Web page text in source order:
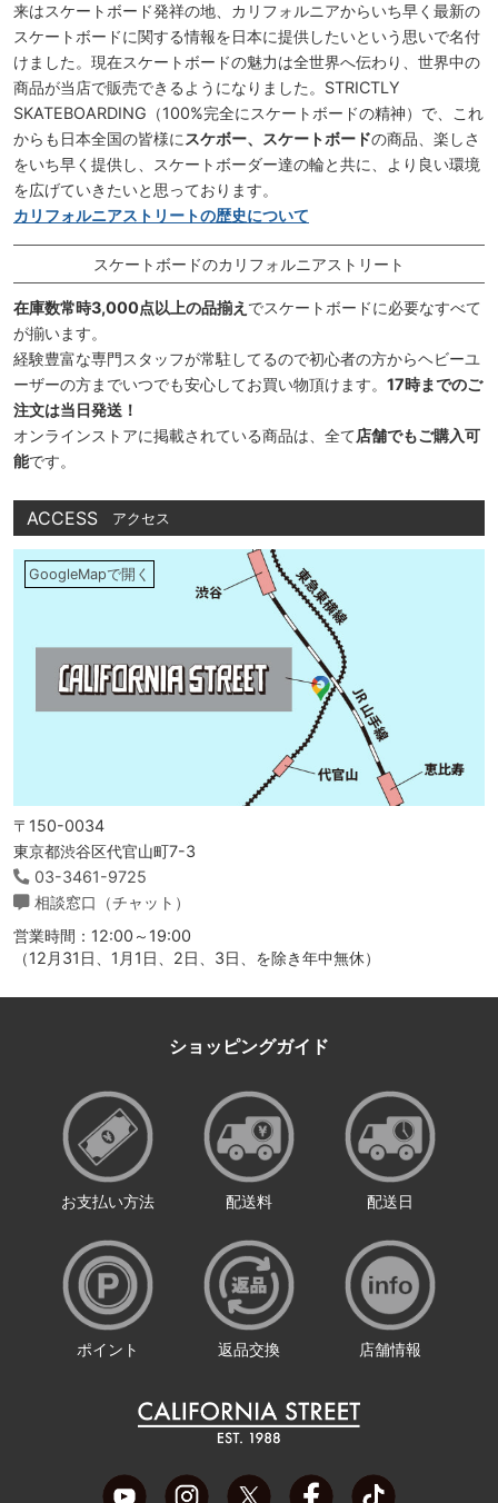
来はスケートボード発祥の地、カリフォルニアからいち早く最新の
スケートボードに関する情報を日本に提供したいという思いで名付
けました。現在スケートボードの魅力は全世界へ伝わり、世界中の
商品が当店で販売できるようになりました。STRICTLY
SKATEBOARDING（100%完全にスケートボードの精神）で、これ
からも日本全国の皆様に スケボー、スケートボードの商品、楽しさ
をいち早く提供し、スケートボーダー達の輪と共に、より良い環境
を広げていきたいと思っております。
カリフォルニアストリートの歴史について
スケートボードのカリフォルニアストリート
在庫数常時3,000点以上の品揃え でスケートボードに必要なすべて
が揃います。
経験豊富な専門スタッフが常駐してるので初心者の方からヘビーユ
ーザーの方までいつでも安心してお買い物頂けます。 17時までのご
注文は当日発送！
オンラインストアに掲載されている商品は、全て店舗でもご購入可
能です。
ACCESS アクセス
GoogleMapで開く
〒150-0034
東京都渋谷区代官山町7-3
03-3461-9725
相談窓口（チャット）
営業時間：12:00～19:00
（12月31日、1月1日、2日、3日、を除き年中無休）
ショッピングガイド
お支払い方法 配送料 配送日
ポイント 返品交換 店舗情報